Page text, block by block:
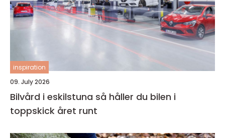
inspiration
09. July 2026
Bilvård i eskilstuna så håller du bilen i
toppskick året runt